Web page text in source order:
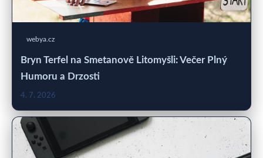
webya.cz
Bryn Terfel na Smetanově Litomyšli: Večer Plný
Humoru a Drzosti
4. 7. 2026